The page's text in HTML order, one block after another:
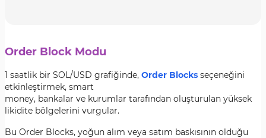
Order Block Modu
1 saatlik bir SOL/USD grafiğinde, Order Blocks seçeneğini
etkinleştirmek, smart
money, bankalar ve kurumlar tarafından oluşturulan yüksek
likidite bölgelerini vurgular.
Bu Order Blocks, yoğun alım veya satım baskısının olduğu